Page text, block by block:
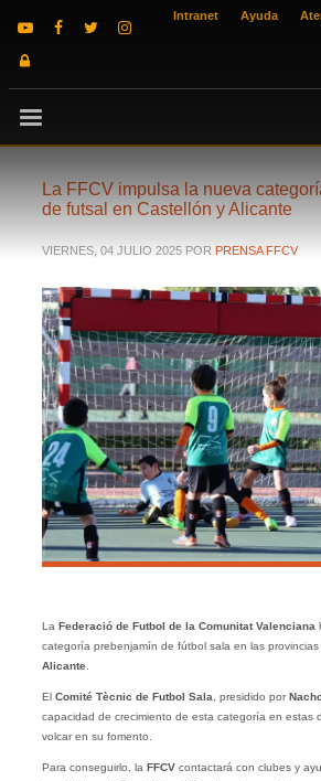
Intranet Ayuda
La FFCV impulsa la nueva
de futsal en Castellón y Alicante
VIERNES, 04 JULIO 2025 POR PRENSA FFCV
La Federació de Futbol de la Comunitat Valenciana
categoría prebenjamín de fútbol sala en las provincias
Alicante.
El Comité Tècnic de Futbol Sala , presidido por
capacidad de crecimiento de esta categoría en estas
volcar en su fomento.
Para conseguirlo, la FFCVcontactará con clubes y